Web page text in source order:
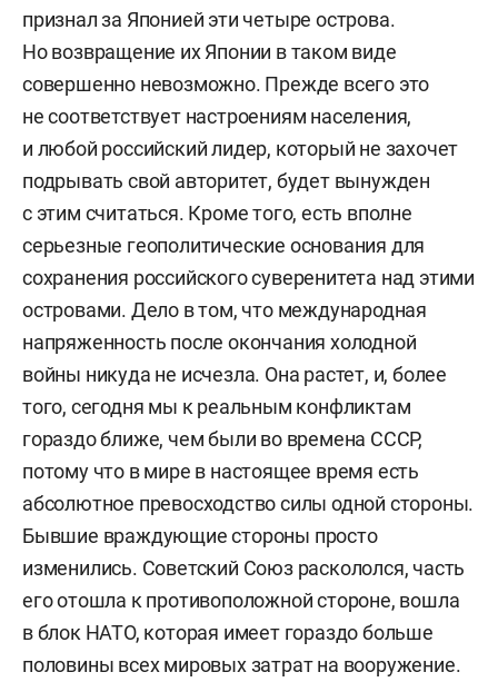
признал за Японией эти четыре острова.
Но возвращение их Японии в таком виде
совершенно невозможно. Прежде всего это
не соответствует настроениям населения,
и любой российский лидер, который не захочет
подрывать свой авторитет, будет вынужден
с этим считаться. Кроме того, есть вполне
серьезные геополитические основания для
сохранения российского суверенитета над этими
островами. Дело в том, что международная
напряженность после окончания холодной
войны никуда не исчезла. Она растет, и, более
того, сегодня мы к реальным конфликтам
гораздо ближе, чем были во времена СССР,
потому что в мире в настоящее время есть
абсолютное превосходство силы одной стороны.
Бывшие враждующие стороны просто
изменились. Советский Союз раскололся, часть
его отошла к противоположной стороне, вошла
в блок НАТО, которая имеет гораздо больше
половины всех мировых затрат на вооружение.